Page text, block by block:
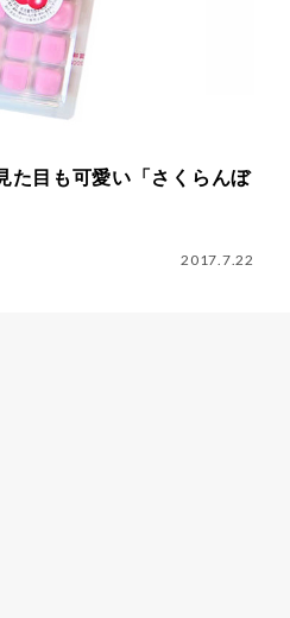
た目も可愛い「さくらんぼ
2017.7.22